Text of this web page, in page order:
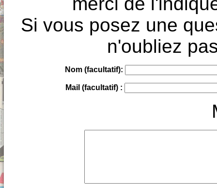
Si vous posez une
n'oubliez
Nom (facultatif):
Mail (facultatif) :